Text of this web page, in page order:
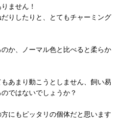
ません！
りしたりと、とてもチャーミング
か、ノーマル色と比べると柔らか
あまり動こうとしません、飼い易
ではないでしょうか？
にもピッタリの個体だと思います